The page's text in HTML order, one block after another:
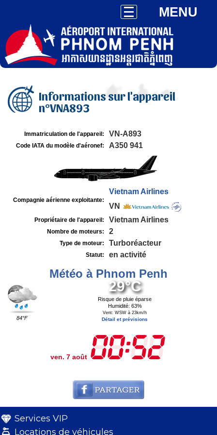
MENU
Informations sur l'appareil
n°VNA893
Immatriculation de l'appareil: VN-A893
Code IATA du modèle d'aéronef: A350 941
Compagnie aérienne exploitante:
Vietnam Airlines
VN
Propriétaire de l'appareil: Vietnam Airlines
Nombre de moteurs: 2
Type de moteur: Turboréacteur
Statut: en activité
Météo à Phnom Penh
84°F
29°C
Risque de pluie éparse
Humidité: 63%
Vent: WSW à 23km/h
Détail et prévisions
ven. 7 août
Services VIP
Locations de véhicules